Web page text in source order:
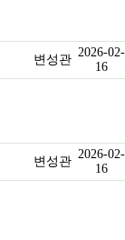
변성관
2026-02-
16
변성관
2026-02-
16